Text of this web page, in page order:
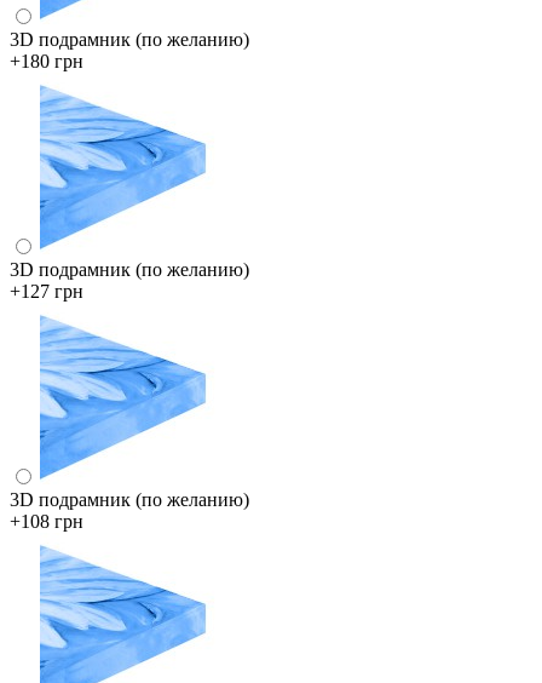
3D подрамник (по желанию)
+180 грн
3D подрамник (по желанию)
+127 грн
3D подрамник (по желанию)
+108 грн